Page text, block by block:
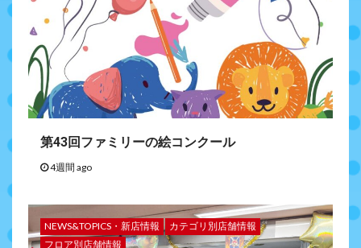
第43回ファミリーの絵コンクール
4週間 ago
NEWS&TOPICS・新店情報
カテゴリ別店舗情報
フロア別店舗情報